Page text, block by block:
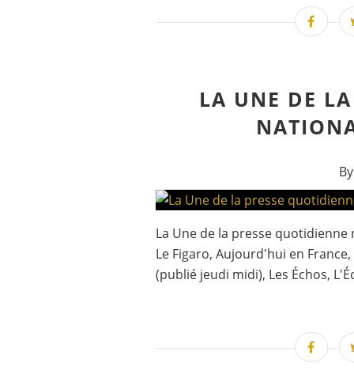
LA UNE DE
La Une de la presse
Le Figaro, Aujourd'hui en
(publié jeudi midi), Les Échos,